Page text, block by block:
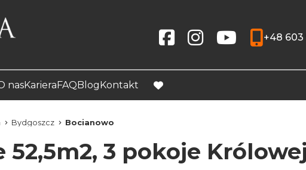
Social linkSocial linkSocial link
+48 603
nasKarieraFAQBlogKontakt
favorite
Bydgoszcz Bocianowo
52,5m2, 3 pokoje